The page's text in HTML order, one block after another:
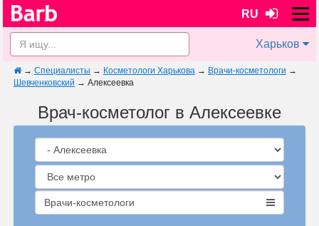
RU
Харьков
→ Специалисты → Косметологи Харькова → Врачи-косметологи →
Шевченковский → Алексеевка
Врач-косметолог в Алексеевке
Врачи-косметологи